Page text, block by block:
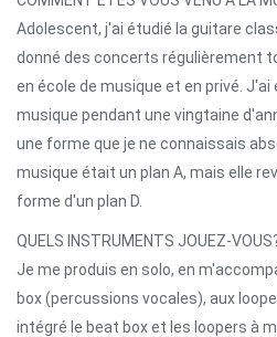
Adolescent, j'ai étudié la guitare
donné des concerts régulièrement
en école de musique et en privé. J'ai
musique pendant une vingtaine
une forme que je ne connaissais
musique était un plan A, mais elle
forme d'un plan D.
QUELS INSTRUMENTS JOUEZ-
Je me produis en solo, en
box (percussions vocales), aux
intégré le beat box et les loopers à